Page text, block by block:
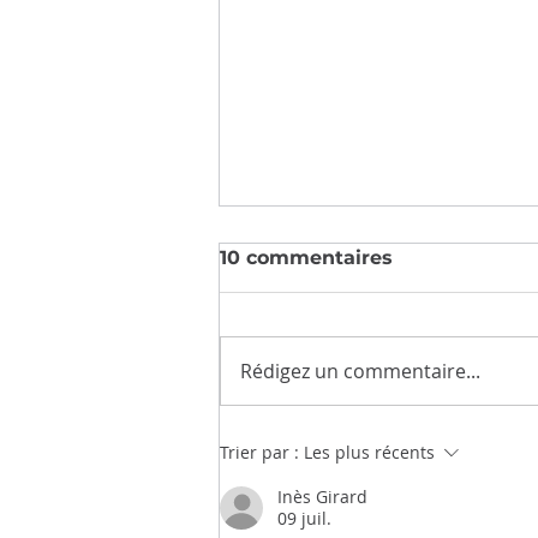
Flash info #2
10 commentaires
Rédigez un commentaire...
Trier par : Les plus récents
Inès Girard
09 juil.